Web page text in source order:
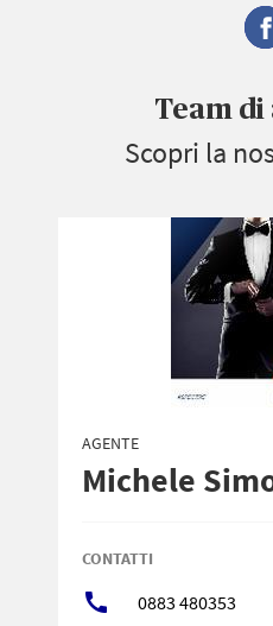
Team di
Scopri la
AGENTE
Michele
CONTATTI
call 0883 480353